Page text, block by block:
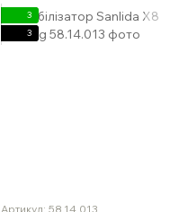
3
3
Артикул: 58.14.013